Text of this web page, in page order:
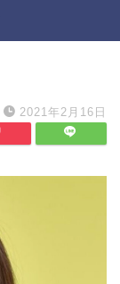
2021年2月16日